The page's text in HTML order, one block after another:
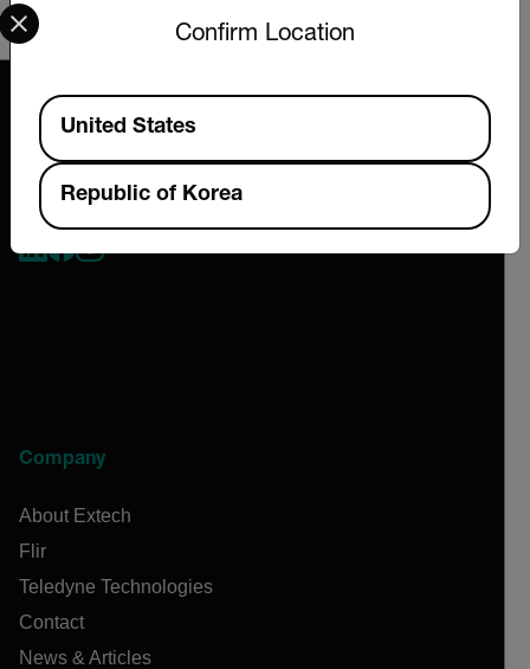
2026 © Extech All rights reserved.
Company
About Extech
Flir
Teledyne Technologies
Contact
News & Articles
Confirm Location
Available Locations
United States
Republic of Korea